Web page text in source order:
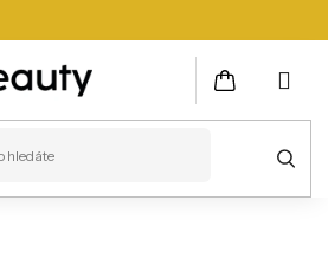
NÁKUPNÍ
KOŠÍK